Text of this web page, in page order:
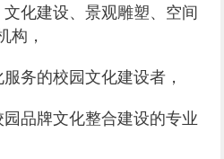
化建设、景观雕塑、空间
构，
务的校园文化建设者，
品牌文化整合建设的专业